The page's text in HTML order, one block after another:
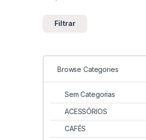
Filtrar
Browse Categories
Sem Categorias
ACESSÓRIOS
CAFÉS